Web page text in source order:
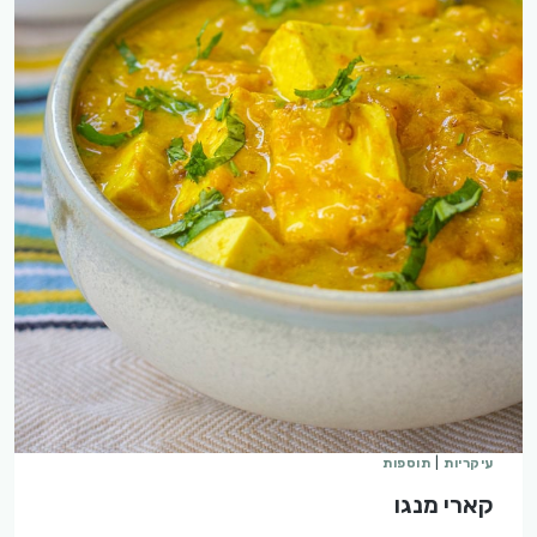
עיקריות| תוספות
קארי מנגו